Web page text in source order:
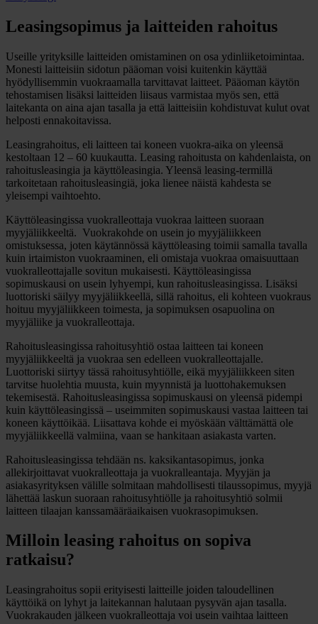
Leasingsopimus ja laitteiden rahoitus
Useille yrityksille laitteiden omistaminen on osa ydinliiketoimintaa.
Monesti laitteisiin sidotun pääoman voisi kuitenkin käyttää
hyödyllisemmin vuokraamalla tarvittavat laitteet. Pääoman käytön
tehostamisen lisäksi laitteiden liisaus varmistaa myös sen, että
laitekanta on aina ajan tasalla ja että laitteisiin kohdistuvat kulut ovat
helposti ennakoitavissa.
Leasingrahoitus, eli laitteen tai koneen vuokra-aika on yleensä
kestoltaan 12 – 60 kuukautta. Leasing rahoitusta on kahdenlaista, on
rahoitusleasingia ja käyttöleasingia. Yleensä leasing-termillä
tarkoitetaan rahoitusleasingiä, joka lienee näistä kahdesta se
yleisempi vaihtoehto.
Käyttöleasingissa vuokralleottaja vuokraa laitteen suoraan
myyjäliikkeeltä. Vuokrakohde on usein jo myyjäliikkeen
omistuksessa, joten käytännössä käyttöleasing toimii samalla tavalla
kuin irtaimiston vuokraaminen, eli omistaja vuokraa omaisuuttaan
vuokralleottajalle sovitun mukaisesti. Käyttöleasingissa
sopimuskausi on usein lyhyempi, kun rahoitusleasingissa. Lisäksi
luottoriski säilyy myyjäliikkeellä, sillä rahoitus, eli kohteen vuokraus
hoituu myyjäliikkeen toimesta, ja sopimuksen osapuolina on
myyjäliike ja vuokralleottaja.
Rahoitusleasingissa rahoitusyhtiö ostaa laitteen tai koneen
myyjäliikkeeltä ja vuokraa sen edelleen vuokralleottajalle.
Luottoriski siirtyy tässä rahoitusyhtiölle, eikä myyjäliikkeen siten
tarvitse huolehtia muusta, kuin myynnistä ja luottohakemuksen
tekemisestä. Rahoitusleasingissa sopimuskausi on yleensä pidempi
kuin käyttöleasingissä­ – useimmiten sopimuskausi vastaa laitteen tai
koneen käyttöikää. Liisattava kohde ei myöskään välttämättä ole
myyjäliikkeellä valmiina, vaan se hankitaan asiakasta varten.
Rahoitusleasingissa tehdään ns. kaksikantasopimus, jonka
allekirjoittavat vuokralleottaja ja vuokralleantaja. Myyjän ja
asiakasyrityksen välille solmitaan mahdollisesti tilaussopimus, myyjä
lähettää laskun suoraan rahoitusyhtiölle ja rahoitusyhtiö solmii
laitteen tilaajan kanssamääräaikaisen vuokrasopimuksen.
Milloin leasing rahoitus on sopiva
ratkaisu?
Leasingrahoitus sopii erityisesti laitteille joiden taloudellinen
käyttöikä on lyhyt ja laitekannan halutaan pysyvän ajan tasalla.
Vuokrakauden jälkeen vuokralleottaja voi usein vaihtaa laitteen